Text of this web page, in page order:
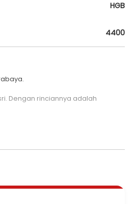
HGB
4400
Dengan rinciannya adalah
karena: